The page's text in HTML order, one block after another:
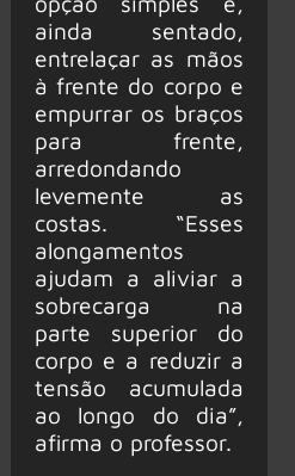
ainda sentado,
entrelaçar as mãos
à frente do corpo e
empurrar os braços
para frente,
arredondando
levemente as
costas. “Esses
alongamentos
ajudam a aliviar a
sobrecarga na
parte superior do
corpo e a reduzir a
tensão acumulada
ao longo do dia”,
afirma o professor.